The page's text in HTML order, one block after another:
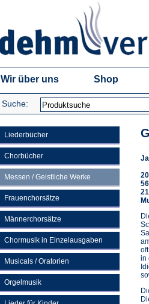
Wir über uns Shop
Suche:
Liederbücher
Chorbücher
Messen / Geistliche Werke
Frauenchorsätze
Männerchorsätze
Chormusik in Einzelausgaben
Musicals / Oratorien
Orgelmusik
in